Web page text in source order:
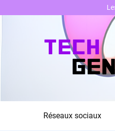
Réseaux sociaux